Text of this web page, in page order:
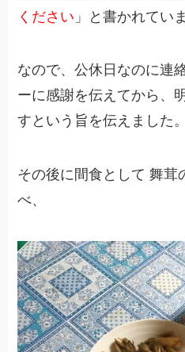
ください 」と書かれてい
なので、公休日なのに連
ーに感謝を伝えてから、
すという旨を伝えました。
その後に間食として 舞茸
べ、